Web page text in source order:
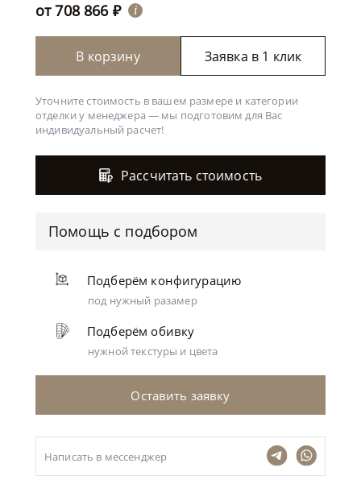
от708 866 ₽ i
В корзину Заявка в 1 клик
Уточните стоимость в вашем размере и категории
отделки у менеджера — мы подготовим для Вас
индивидуальный расчет!
Рассчитать стоимость
Помощь с подбором
Подберём конфигурацию
под нужный разамер
Подберём обивку
нужной текстуры и цвета
Оставить заявку
Написать в мессенджер